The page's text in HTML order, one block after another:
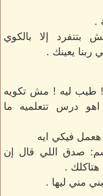
.
إلا بالكوي
ربنا يعينك .
! طيب ليه ! مش تكويه
درس تتعلميه ما
فيكي ايه
صدق اللي قال إن
.
مني ليها .